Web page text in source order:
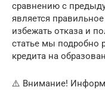
сравнению с
является
избежать отказа и
статье мы подробно
кредита на
⚠️ Внимание!